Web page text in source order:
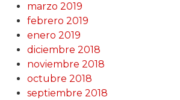
marzo 2019
febrero 2019
enero 2019
diciembre 2018
noviembre 2018
octubre 2018
septiembre 2018